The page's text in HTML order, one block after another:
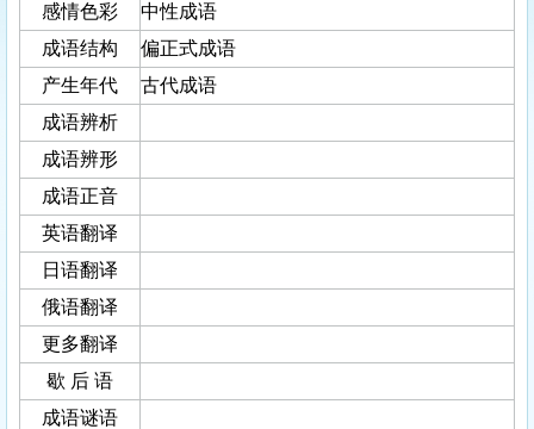
感情色彩
中性成语
成语结构
偏正式成语
产生年代
古代成语
成语辨析
成语辨形
成语正音
英语翻译
日语翻译
俄语翻译
更多翻译
歇 后 语
成语谜语